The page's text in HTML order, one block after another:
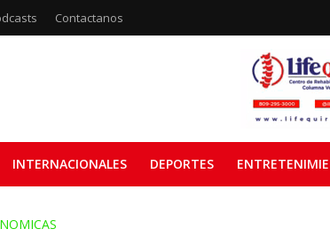
Contactanos
INTERNACIONALES DEPORTES